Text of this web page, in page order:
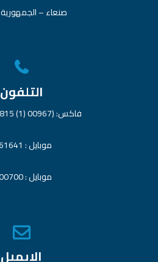
صنعاء – الجمهورية
التلفون
فاكس: (00967 (1) 530630/530815)
موبايل : 777761641
موبايل : 716000700
الايميل